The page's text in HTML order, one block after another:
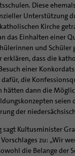
Diese
Unterstützung
Kirche
das Einhalten einer
und Schüler
dass die
einer
die
hätten dann die
seien
der
sagt Kultusminister
zu: „Wir
die Belange der